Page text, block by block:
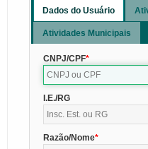
Dados do Usuário
Atividades Municipais
CNPJ/CPF
I.E./RG
Razão/Nome